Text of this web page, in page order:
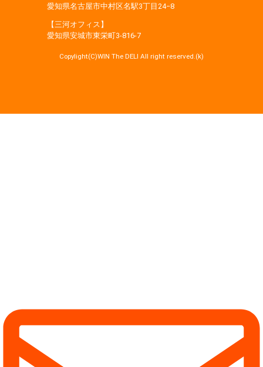
愛知県名古屋市中村区名駅3丁目24−8
【三河オフィス】
愛知県安城市東栄町3‐816‐7
Copylight(C)WIN The DELI All right reserved.(k)